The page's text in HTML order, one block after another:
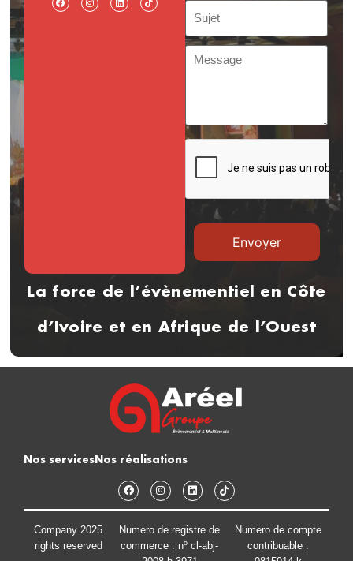
La force de l’évènementiel en Côte
d’Ivoire et en Afrique de l’Ouest
Nos services Nos réalisations
Company 2025
rights reserved
Numero de registre de
commerce : nº cl-abj-
Numero de compte
contribuable :